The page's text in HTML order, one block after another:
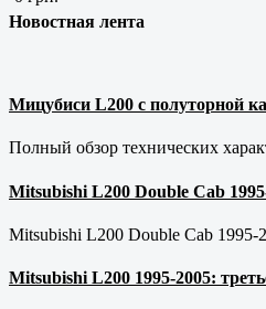
Новостная лента
Мицубиси L200 с полуторной
Полный обзор технических
Mitsubishi L200 Double Cab
Mitsubishi L200 Double Cab 1995-
Mitsubishi L200 1995-2005: